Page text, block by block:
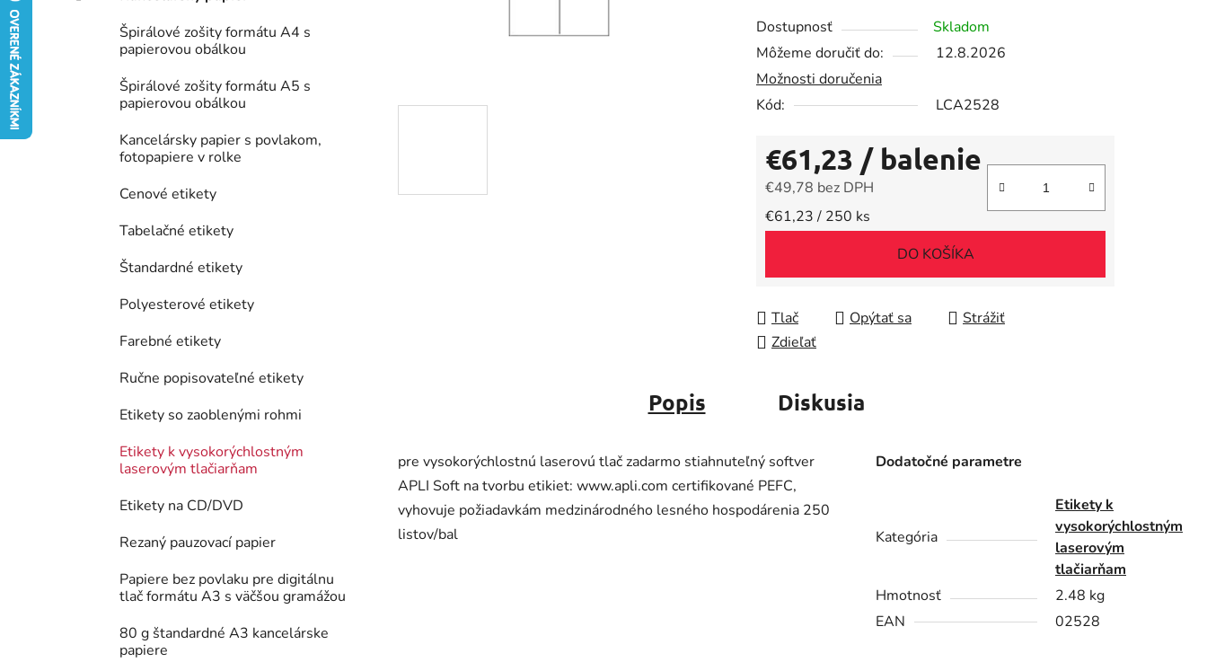
Špirálové zošity formátu A4 s
papierovou obálkou
Špirálové zošity formátu A5 s
papierovou obálkou
Kancelársky papier s povlakom,
fotopapiere v rolke
Cenové etikety
Tabelačné etikety
Štandardné etikety
Polyesterové etikety
Farebné etikety
Ručne popisovateľné etikety
Etikety so zaoblenými rohmi
Etikety k vysokorýchlostným
laserovým tlačiarňam
Etikety na CD/DVD
Rezaný pauzovací papier
Papiere bez povlaku pre digitálnu
tlač formátu A3 s väčšou gramážou
80 g štandardné A3 kancelárske
papiere
je
0,0
z
5
Dostupnosť
Skladom
Môžeme doručiť do:
12.8.2026
Možnosti doručenia
Kód:
LCA2528
€61,23 / balenie
€49,78 bez DPH
Jednotková cena:
€61,23 / 250 ks
DO KOŠÍKA
Tlač Opýtať sa
Strážiť
Zdieľať
Popis Diskusia
pre vysokorýchlostnú laserovú tlač zadarmo stiahnuteľný softver
APLI Soft na tvorbu etikiet: www.apli.com certifikované PEFC,
vyhovuje požiadavkám medzinárodného lesného hospodárenia 250
listov/bal
Dodatočné parametre
Kategória
Etikety k
vysokorýchlostným
laserovým
tlačiarňam
Hmotnosť
2.48 kg
EAN
02528